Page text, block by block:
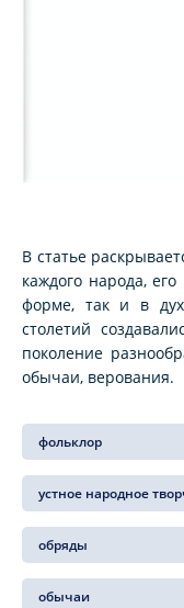
В статье
каждого народа,
форме, так и в
столетий
поколение
обычаи, верования.
фольклор
устное народное
обряды
обычаи